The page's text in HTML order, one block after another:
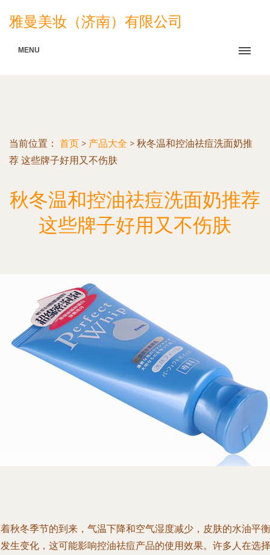
雅曼美妆（济南）有限公司
MENU
当前位置： 首页 > 产品大全 > 秋冬温和控油祛痘洗面奶推
荐 这些牌子好用又不伤肤
秋冬温和控油祛痘洗面奶推荐
这些牌子好用又不伤肤
秋冬季节的到来，气温下降和空气湿度减少，皮肤的水油平衡
生变化，这可能影响控油祛痘产品的使用效果。许多人在选择